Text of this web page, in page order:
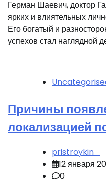
Герман Шаевич, доктор
ярких и влиятельных
Его богатый и
успехов стал наглядной
Причины
локализацией
pristroykin_
12 января
0